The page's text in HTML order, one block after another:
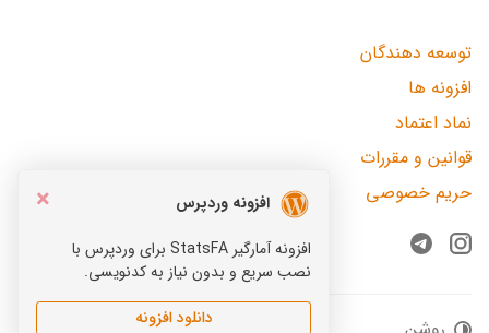
×
افزونه وردپرس
افزونه آمارگیر StatsFA برای وردپرس با
نصب سریع و بدون نیاز به کدنویسی.
دانلود افزونه
توسعه دهندگان
افزونه ها
نماد اعتماد
قوانین و مقررات
حریم خصوصی
Instagram
Telegram